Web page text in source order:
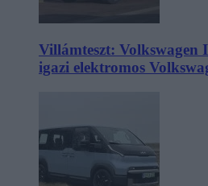
Villámteszt: Volkswagen
igazi elektromos